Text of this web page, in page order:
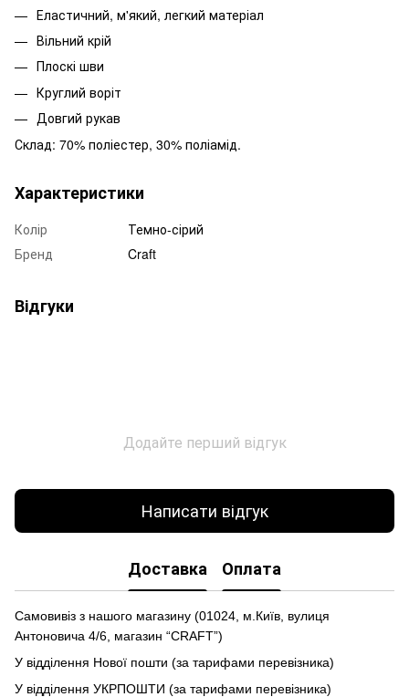
Еластичний, м'який, легкий матеріал
Вільний крій
Плоскі шви
Круглий воріт
Довгий рукав
Склад: 70% поліестер, 30% поліамід.
Характеристики
Колір
Темно-сірий
Бренд
Craft
Відгуки
Додайте перший відгук
Написати відгук
Доставка Оплата
Самовивіз з нашого магазину (01024, м.Київ, вулиця
Антоновича 4/6, магазин “CRAFT”)
У відділення Нової пошти (за тарифами перевізника)
У відділення УКРПОШТИ (за тарифами перевізника)